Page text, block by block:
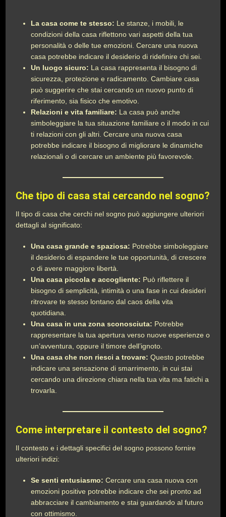
La casa come te stesso: Le stanze, i mobili, le
condizioni della casa riflettono vari aspetti della tua
personalità o delle tue emozioni. Cercare una nuova
casa potrebbe indicare il desiderio di ridefinire chi sei.
Un luogo sicuro: La casa rappresenta il bisogno di
sicurezza, protezione e radicamento. Cambiare casa
può suggerire che stai cercando un nuovo punto di
riferimento, sia fisico che emotivo.
Relazioni e vita familiare: La casa può anche
simboleggiare la tua situazione familiare o il modo in cui
ti relazioni con gli altri. Cercare una nuova casa
potrebbe indicare il bisogno di migliorare le dinamiche
relazionali o di cercare un ambiente più favorevole.
Che tipo di casa stai cercando nel sogno?
Il tipo di casa che cerchi nel sogno può aggiungere ulteriori
dettagli al significato:
Una casa grande e spaziosa: Potrebbe simboleggiare
il desiderio di espandere le tue opportunità, di crescere
o di avere maggiore libertà.
Una casa piccola e accogliente: Può riflettere il
bisogno di semplicità, intimità o una fase in cui desideri
ritrovare te stesso lontano dal caos della vita
quotidiana.
Una casa in una zona sconosciuta: Potrebbe
rappresentare la tua apertura verso nuove esperienze o
un’avventura, oppure il timore dell’ignoto.
Una casa che non riesci a trovare: Questo potrebbe
indicare una sensazione di smarrimento, in cui stai
cercando una direzione chiara nella tua vita ma fatichi a
trovarla.
Come interpretare il contesto del sogno?
Il contesto e i dettagli specifici del sogno possono fornire
ulteriori indizi:
Se senti entusiasmo: Cercare una casa nuova con
emozioni positive potrebbe indicare che sei pronto ad
abbracciare il cambiamento e stai guardando al futuro
con ottimismo.